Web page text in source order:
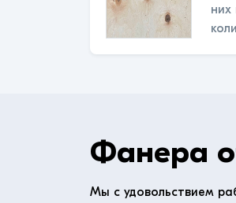
них
Фанера
Мы с удовольствием